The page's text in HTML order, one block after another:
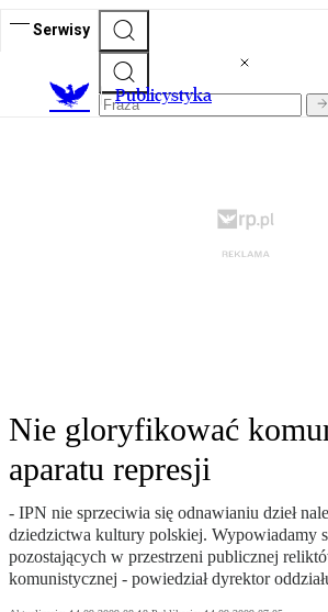
Serwisy
Publicystyka
Nie gloryfikować
aparatu represji
- IPN nie sprzeciwia się odnawianiu dzieł
dziedzictwa kultury polskiej. Wypowiadamy
pozostających w przestrzeni publicznej
komunistycznej - powiedział dyrektor